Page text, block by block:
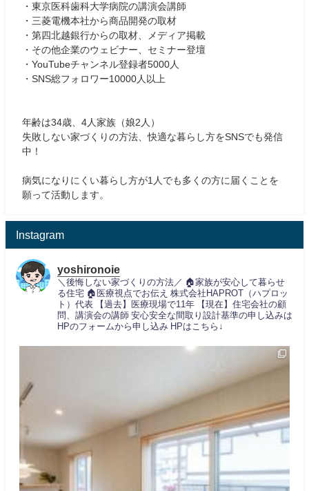
・東京医科歯科大学病院の講演会講師
・三菱電機本社から商品開発の取材
・第四北越銀行からの取材、メディア掲載
・その他企業のウェビナー、セミナー登壇
・YouTubeチャンネル登録者5000人
・SNS総フォロワー10000人以上
年齢は34歳、4人家族（娘2人）
失敗しない家づくりの方法、快適な暮らし方をSNSでも発信
中！
病気になりにくい暮らし方が1人でも多くの方に届くことを
願って活動します。
Instagram
yoshironoie
＼後悔しない家づくりの方法／ 🏠家族が安心して暮らせ
る住宅 🏠医療視点でお伝え 株式会社HAPROT（ハプロッ
ト）代表 【過去】医療現場で11年 【現在】住宅会社の顧
問、講演会の講師 安心安全な間取り設計基準の申し込みは
HPのフォームから申し込み HPはこちら↓